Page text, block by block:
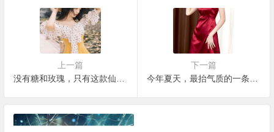
上一篇
下一篇